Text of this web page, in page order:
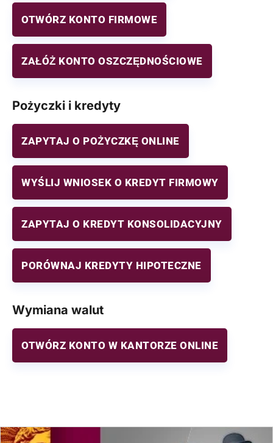
OTWÓRZ KONTO FIRMOWE
ZAŁÓŻ KONTO OSZCZĘDNOŚCIOWE
Pożyczki i kredyty
ZAPYTAJ O POŻYCZKĘ ONLINE
WYŚLIJ WNIOSEK O KREDYT FIRMOWY
ZAPYTAJ O KREDYT KONSOLIDACYJNY
PORÓWNAJ KREDYTY HIPOTECZNE
Wymiana walut
OTWÓRZ KONTO W KANTORZE ONLINE